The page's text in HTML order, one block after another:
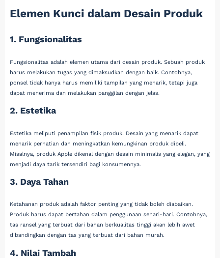
Elemen Kunci dalam Desain Produk
1. Fungsionalitas
Fungsionalitas adalah elemen utama dari desain produk. Sebuah produk
harus melakukan tugas yang dimaksudkan dengan baik. Contohnya,
ponsel tidak hanya harus memiliki tampilan yang menarik, tetapi juga
dapat menerima dan melakukan panggilan dengan jelas.
2. Estetika
Estetika meliputi penampilan fisik produk. Desain yang menarik dapat
menarik perhatian dan meningkatkan kemungkinan produk dibeli.
Misalnya, produk Apple dikenal dengan desain minimalis yang elegan, yang
menjadi daya tarik tersendiri bagi konsumennya.
3. Daya Tahan
Ketahanan produk adalah faktor penting yang tidak boleh diabaikan.
Produk harus dapat bertahan dalam penggunaan sehari-hari. Contohnya,
tas ransel yang terbuat dari bahan berkualitas tinggi akan lebih awet
dibandingkan dengan tas yang terbuat dari bahan murah.
4. Nilai Tambah